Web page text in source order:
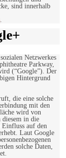
sind innerhalb
.
Netzwerkes
Parkway,
(“Google”). Der
Hintergrund
die eine solche
mit den
wird von
diesem in die
Einfluss auf den
Laut Google
solche Daten,